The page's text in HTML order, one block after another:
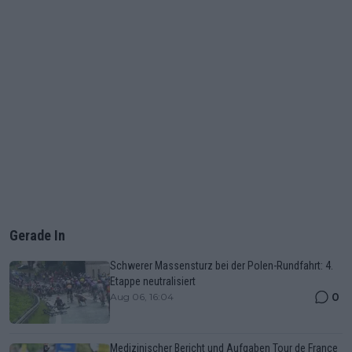
Gerade In
Schwerer Massensturz bei der Polen-Rundfahrt: 4.
Etappe neutralisiert
Aug 06, 16:04 0
Medizinischer Bericht und Aufgaben Tour de France